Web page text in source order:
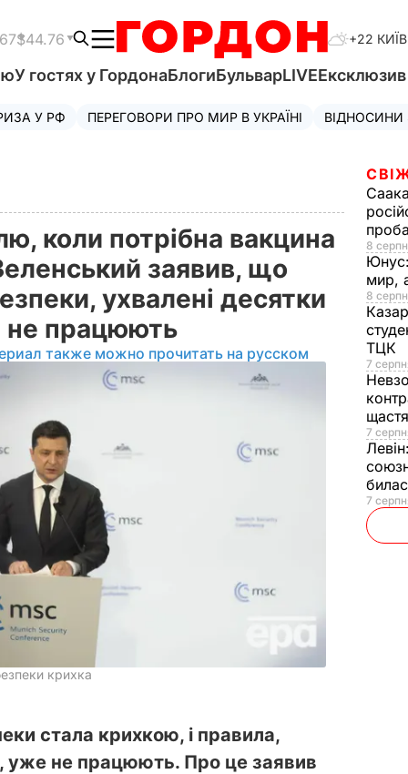
$44.76 +22 КИЇВ
У гостях у ГордонаБлогиБульварLIVE
У РФ ПЕРЕГОВОРИ ПРО МИР В УКРАЇНІ
коли потрібна вакцина
заявив, що
ухвалені десятки
не працюють
также можно прочитать на русском
крихка
стала крихкою, і правила,
уже не працюють. Про це заявив
8
мир,
8
ТЦК
7
7
7